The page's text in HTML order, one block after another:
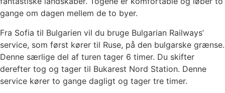
gange om dagen mellem de to byer.
Fra Sofia til Bulgarien vil du bruge Bulgarian Railways’
service, som først kører til Ruse, på den bulgarske grænse.
Denne særlige del af turen tager 6 timer. Du skifter
derefter tog og tager til Bukarest Nord Station. Denne
service kører to gange dagligt og tager tre timer.